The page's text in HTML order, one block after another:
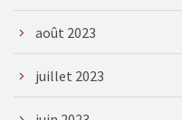
août 2023
juillet 2023